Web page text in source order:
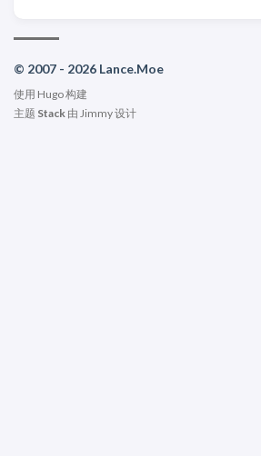
© 2007 - 2026 Lance.Moe
使用 Hugo构建
主题 Stack 由 Jimmy设计